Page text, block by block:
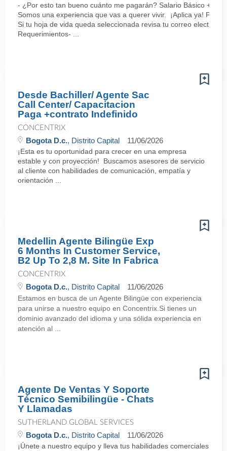
- ¿Por esto tan bueno cuánto me pagarán? Salario Básico +
Somos una experiencia que vas a querer vivir. ¡Aplica ya!
Si tu hoja de vida queda seleccionada revisa tu correo
Requerimientos- ...
Desde Bachiller/ Agente Sac
Call Center/ Capacitacion
Paga +contrato Indefinido
CONCENTRIX
Bogota D.c., Distrito Capital 11/06/2026
¡Esta es tu oportunidad para crecer en una empresa
estable y con proyección! Buscamos asesores de servicio
al cliente con habilidades de comunicación, empatía y
orientación ...
Medellin Agente Bilingüe Exp
6 Months In Customer Service,
B2 Up To 2,8 M. Site In Fabrica
CONCENTRIX
Bogota D.c., Distrito Capital 11/06/2026
Estamos en busca de un Agente Bilingüe con experiencia
para unirse a nuestro equipo en Concentrix.Si tienes un
dominio avanzado del idioma y una sólida experiencia en
atención al ...
Agente De Ventas Y Soporte
Técnico Semibilingüe - Chats
Y Llamadas
SUTHERLAND GLOBAL SERVICES
Bogota D.c., Distrito Capital 11/06/2026
¡Únete a nuestro equipo y lleva tus habilidades comerciales